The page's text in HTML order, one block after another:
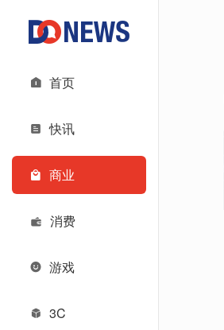
首页
快讯
商业
消费
游戏
3C